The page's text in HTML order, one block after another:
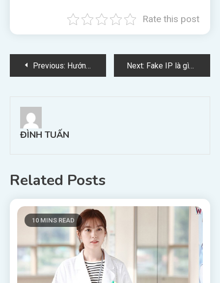
Rate this post
Điều
bài
viết
Previous: Hướng dẫn tải và sử dụng ứng dụng 4G miễn phí Next: Fake IP là gì? Top 5 ứng dụng Fake IP tốt nhất hiện nay
ĐÌNH TUẤN
Related Posts
10 MINS READ